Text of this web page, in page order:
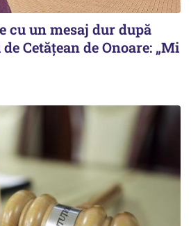
cu un mesaj dur după
Cetățean de Onoare: „Mi